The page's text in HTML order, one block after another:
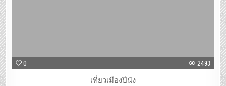
0 2493
เที่ยวเมืองปีนัง